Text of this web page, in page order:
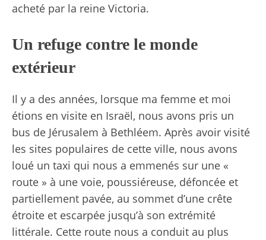
acheté par la reine Victoria.
Un refuge contre le monde
extérieur
Il y a des années, lorsque ma femme et moi
étions en visite en Israël, nous avons pris un
bus de Jérusalem à Bethléem. Après avoir visité
les sites populaires de cette ville, nous avons
loué un taxi qui nous a emmenés sur une «
route » à une voie, poussiéreuse, défoncée et
partiellement pavée, au sommet d’une crête
étroite et escarpée jusqu’à son extrémité
littérale. Cette route nous a conduit au plus